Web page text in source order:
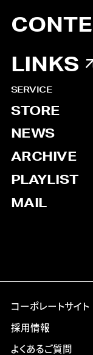
LINKS
SERVICE
STORE
NEWS
ARCHIVE
PLAYLIST
MAIL
コーポレートサイト
採用情報
よくあるご質問